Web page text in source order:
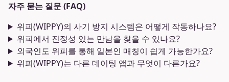
자주 묻는 질문 (FAQ)
위피(WIPPY)의 사기 방지 시스템은 어떻게 작동하나요?
위피에서 진정성 있는 만남을 찾을 수 있나요?
외국인도 위피를 통해 일본인 매칭이 쉽게 가능한가요?
위피(WIPPY)는 다른 데이팅 앱과 무엇이 다른가요?